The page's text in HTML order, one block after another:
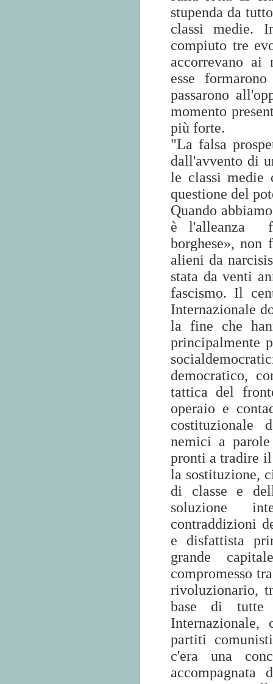
stupenda da
classi medie.
compiuto tre
accorrevano ai
esse
passarono
momento
più forte.
"La falsa
dall'avvento di
le classi medie
questione del
Quando
è l'alleanza
borghese», non
alieni da
stata da venti
fascismo. Il
Internazionale
la fine che
principalmente
democratico,
tattica del
operaio e
costituzionale
nemici a
pronti a tradire
la sostituzione,
di classe e
soluzione
contraddizioni
e disfattista
grande
compromesso
rivoluzionario,
base di tutte
partiti
c'era una